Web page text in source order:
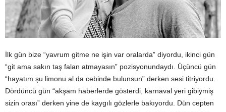
İlk gün bize “yavrum gitme ne işin var oralarda” diyordu, ikinci gün
“git ama sakın taş falan atmayasın” pozisyonundaydı. Üçüncü gün
“hayatım şu limonu al da cebinde bulunsun” derken sesi titriyordu.
Dördüncü gün “akşam haberlerde gösterdi, karnaval yeri gibiymiş
sizin orası” derken yine de kaygılı gözlerle bakıyordu. Dün cepten